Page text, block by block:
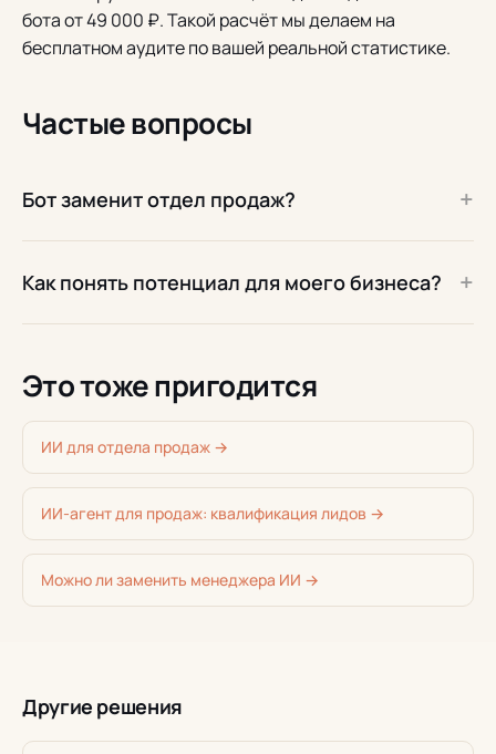
бота от 49 000 ₽. Такой расчёт мы делаем на
бесплатном аудите по вашей реальной статистике.
Частые вопросы
Бот заменит отдел продаж? +
Как понять потенциал для моего бизнеса? +
Это тоже пригодится
ИИ для отдела продаж →
ИИ-агент для продаж: квалификация лидов →
Можно ли заменить менеджера ИИ →
Другие решения